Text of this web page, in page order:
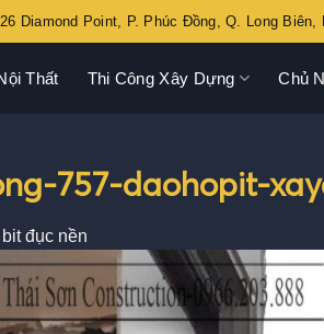
Diamond Point, P. Phúc Đồng, Q. Long Biên,
Thất Thi Công Xây Dựng Chủ
757-daohopit-
đục nền